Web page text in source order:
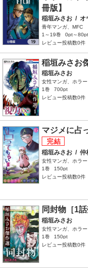
冊版】
稲垣みさお / オ
青年マンガ、MFC
1～19巻
0pt～80pt
レビュー投稿数0件
稲垣みさお
稲垣みさお
女性マンガ、ホラ
1巻
700pt
レビュー投稿数0件
マジメに占
稲垣みさお / 仲
女性マンガ、ホラ
1巻
150pt
レビュー投稿数0件
同封物［1話
稲垣みさお
女性マンガ、ホラ
1巻
150pt
レビュー投稿数0件